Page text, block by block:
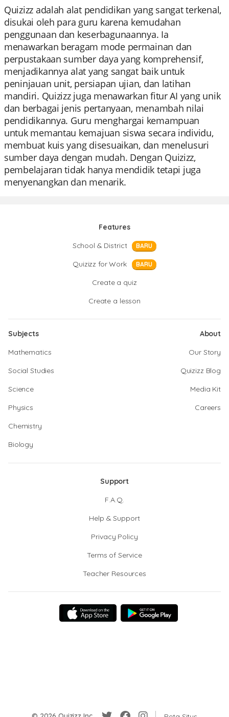
Quizizz adalah alat pendidikan yang sangat terkenal,
disukai oleh para guru karena kemudahan
penggunaan dan keserbagunaannya. Ia
menawarkan beragam mode permainan dan
perpustakaan sumber daya yang komprehensif,
menjadikannya alat yang sangat baik untuk
peninjauan unit, persiapan ujian, dan latihan
mandiri. Quizizz juga menawarkan fitur AI yang unik
dan berbagai jenis pertanyaan, menambah nilai
pendidikannya. Guru menghargai kemampuan
untuk memantau kemajuan siswa secara individu,
membuat kuis yang disesuaikan, dan menelusuri
sumber daya dengan mudah. Dengan Quizizz,
pembelajaran tidak hanya mendidik tetapi juga
menyenangkan dan menarik.
Features
School & District
BARU
Quizizz for Work BARU
Create a quiz
Create a lesson
Subjects
Mathematics
Social Studies
Science
Physics
Chemistry
Biology
About
Our Story
Quizizz Blog
Media Kit
Careers
Support
F.A.Q.
Help & Support
Privacy Policy
Terms of Service
Teacher Resources